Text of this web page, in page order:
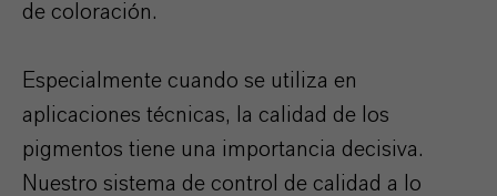
de coloración.
Especialmente cuando se utiliza en
aplicaciones técnicas, la calidad de los
pigmentos tiene una importancia decisiva.
Nuestro sistema de control de calidad a lo